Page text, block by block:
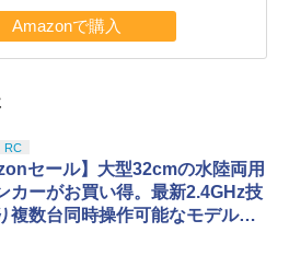
RC
セール】大型32cmの水陸両用
カーがお買い得。最新2.4GHz技
複数台同時操作可能なモデルが